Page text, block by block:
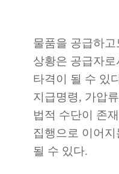
물품을 공급하
상황은 공급자
타격이 될 수 있
지급명령, 가압
법적 수단이 존
집행으로 이어
될 수 있다.